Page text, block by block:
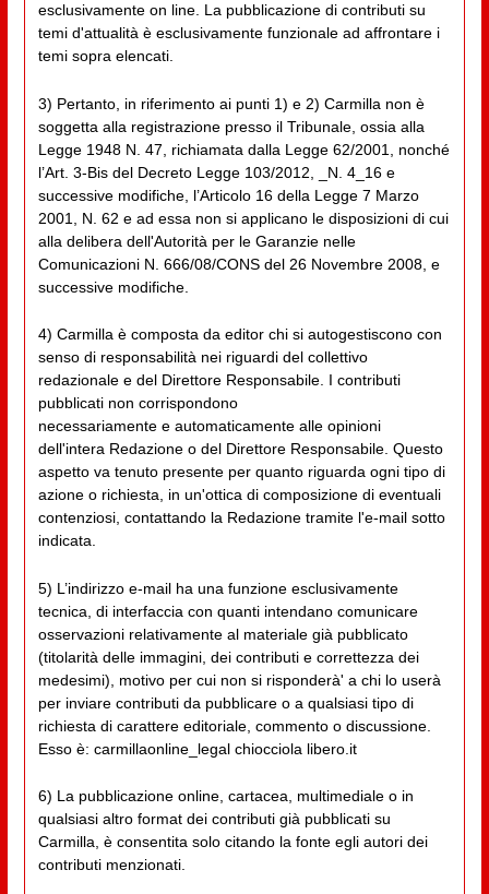
esclusivamente on line. La pubblicazione di contributi su
temi d'attualità è esclusivamente funzionale ad affrontare i
temi sopra elencati.
3) Pertanto, in riferimento ai punti 1) e 2) Carmilla non è
soggetta alla registrazione presso il Tribunale, ossia alla
Legge 1948 N. 47, richiamata dalla Legge 62/2001, nonché
l’Art. 3-Bis del Decreto Legge 103/2012, _N. 4_16 e
successive modifiche, l’Articolo 16 della Legge 7 Marzo
2001, N. 62 e ad essa non si applicano le disposizioni di cui
alla delibera dell'Autorità per le Garanzie nelle
Comunicazioni N. 666/08/CONS del 26 Novembre 2008, e
successive modifiche.
4) Carmilla è composta da editor chi si autogestiscono con
senso di responsabilità nei riguardi del collettivo
redazionale e del Direttore Responsabile. I contributi
pubblicati non corrispondono
necessariamente e automaticamente alle opinioni
dell'intera Redazione o del Direttore Responsabile. Questo
aspetto va tenuto presente per quanto riguarda ogni tipo di
azione o richiesta, in un'ottica di composizione di eventuali
contenziosi, contattando la Redazione tramite l'e-mail sotto
indicata.
5) L’indirizzo e-mail ha una funzione esclusivamente
tecnica, di interfaccia con quanti intendano comunicare
osservazioni relativamente al materiale già pubblicato
(titolarità delle immagini, dei contributi e correttezza dei
medesimi), motivo per cui non si risponderà' a chi lo userà
per inviare contributi da pubblicare o a qualsiasi tipo di
richiesta di carattere editoriale, commento o discussione.
Esso è: carmillaonline_legal chiocciola libero.it
6) La pubblicazione online, cartacea, multimediale o in
qualsiasi altro format dei contributi già pubblicati su
Carmilla, è consentita solo citando la fonte egli autori dei
contributi menzionati.